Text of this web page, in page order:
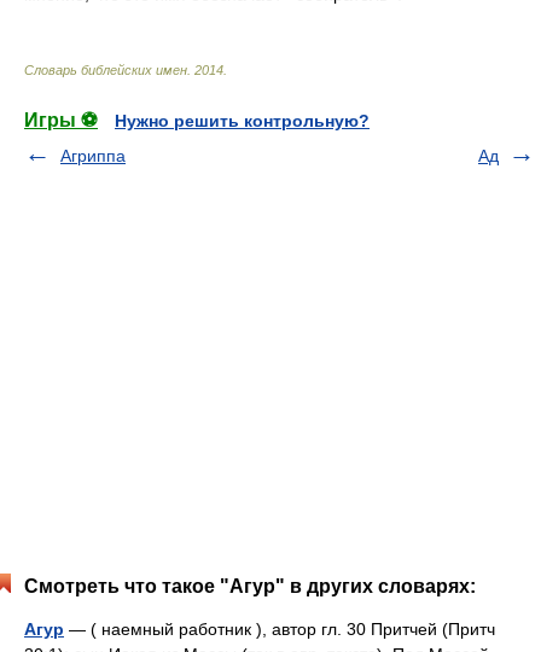
Словарь библейских имен 2014
Игры ⚽
Нужно решить контрольную?
Агриппа
Ад
Смотреть что такое "Агур" в других словарях:
Агур — ( наемный работник ), автор гл. 30 Притчей (Притч